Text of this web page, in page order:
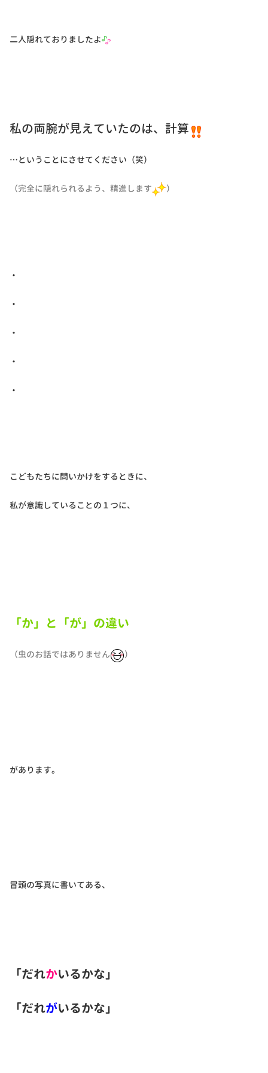
二人隠れておりましたよ
私の両腕が見えていたのは、計算
…ということにさせてください（笑）
（完全に隠れられるよう、精進します ）
・
・
・
・
・
こどもたちに問いかけをするときに、
私が意識していることの１つに、
「か」と「が」の違い
（虫のお話ではありません ）
があります。
冒頭の写真に書いてある、
「だれかいるかな」
「だれがいるかな」